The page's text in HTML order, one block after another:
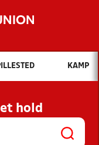
vil du søge efter?
OG NYHEDER
OG
KAMP
hold